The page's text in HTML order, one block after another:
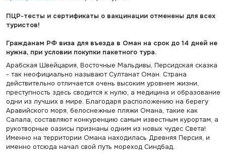
ПЦР-тесты и сертификаты о вакцинации отменены для всех
туристов!
Гражданам РФ виза для въезда в Оман на срок до 14 дней не
нужна, при условии покупки пакетного тура.
Арабская Швейцария, Восточные Мальдивы, Персидская сказка
- так неофициально называют Султанат Оман. Страна
действительно отличается очень высоким уровнем жизни,
преступность здесь сводится к нулю, а медицина и образование
одни из лучших в мире. Благодаря расположению на берегу
Аравийского моря, белоснежные пляжи Омана, такие как
Салала, составляют конкуренцию самым известным курортам, а
рукотворные оазисы признаны одним из новых чудес Света!
Именно на территории Омана находилась Древняя Персия, и
именно отсюда начал свой путь мореход Синдбад.